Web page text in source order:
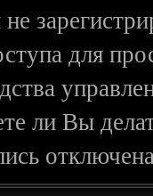
для
ли Вы